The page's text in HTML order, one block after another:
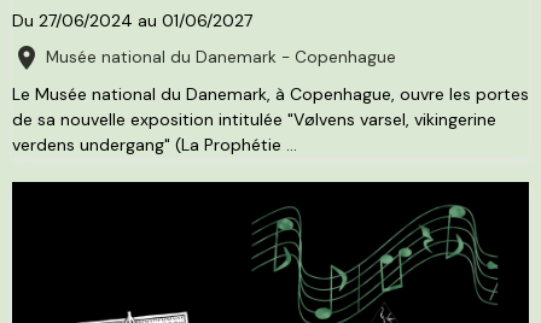
Du 27/06/2024 au 01/06/2027
Musée national du Danemark - Copenhague
Le Musée national du Danemark, à Copenhague, ouvre les portes
de sa nouvelle exposition intitulée "Vølvens varsel, vikingerine
verdens undergang" (La Prophétie ...